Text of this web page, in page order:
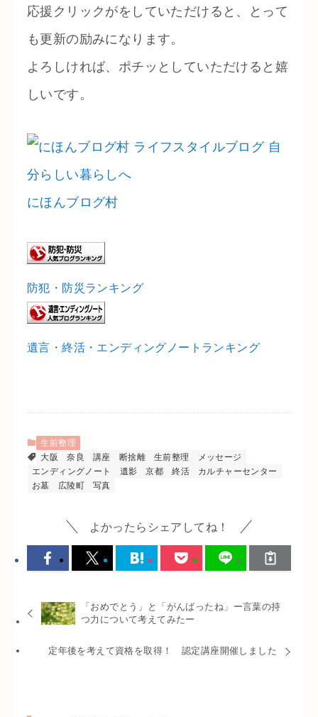
応援クリックがをしていただけると、とって
も更新の励みになります。
よろしければ、ポチッとしていただけると嬉
しいです。
にほんブログ村
防犯・防災ランキング
遺言・終活・エンディングノートランキング
生前整理
大阪
奈良 講座 断捨離 生前整理
メッセージ
エンディングノート
遺影 京都 終活
カルチャーセンター
お墓
広陵町 写真
よかったらシェアしてね！
「おめでとう」と「がんばったね」ー言葉の持
つ力について考えてみたー
定年後を考えて資格を取得！ 認定講座開催しました